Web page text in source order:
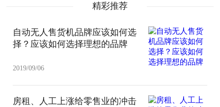
精彩推荐
自动无人售货机品牌应该如何选
择？应该如何选择理想的品牌
2019/09/06
房租、人工上涨给零售业的冲击